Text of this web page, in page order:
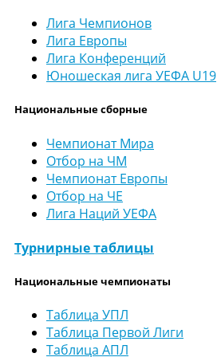
Лига Чемпионов
Лига Европы
Лига Конференций
Юношеская лига УЕФА U19
Национальные сборные
Чемпионат Мира
Отбор на ЧМ
Чемпионат Европы
Отбор на ЧЕ
Лига Наций УЕФА
Турнирные таблицы
Национальные чемпионаты
Таблица УПЛ
Таблица Первой Лиги
Таблица АПЛ